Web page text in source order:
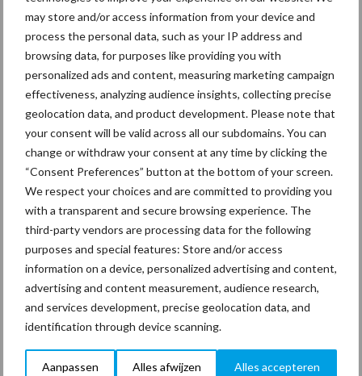
may store and/or access information from your device and
process the personal data, such as your IP address and
browsing data, for purposes like providing you with
personalized ads and content, measuring marketing campaign
effectiveness, analyzing audience insights, collecting precise
geolocation data, and product development. Please note that
your consent will be valid across all our subdomains. You can
change or withdraw your consent at any time by clicking the
“Consent Preferences” button at the bottom of your screen.
We respect your choices and are committed to providing you
with a transparent and secure browsing experience. The
third-party vendors are processing data for the following
purposes and special features: Store and/or access
information on a device, personalized advertising and content,
advertising and content measurement, audience research,
and services development, precise geolocation data, and
identification through device scanning.
Aanpassen Alles afwijzen Alles accepteren
etc.. De inhoud van de opleiding en examens wordt echter
volledig door SSK bepaald, hierop hebben wij geen invloed. Voor
onze services bieden wij een prijs aan en deze evalueren we
jaarlijks met het bestuur van SSK.”
Wel kan Scholte zich voorstellen dat deze constructie niet
bij iedere marktpartij even duidelijk is. Reden wellicht om de
structuur wat aan te passen, waarbij de leidende rol van SSK
duidelijker belicht wordt? “Zeker, daarmee zijn we als SVS ook
gebaat. We moeten al opboksen tegen het vooroordeel dat onze
aandeelhouder RAS ons bij andere opleidingen zou
bevoorrechten. In de afgelopen jaren zijn gefaseerd de meeste
opleidingen voor alle aanbieders open gesteld en dat proces
een RAS vergoeding van toepassing is, naar verwachting 97%